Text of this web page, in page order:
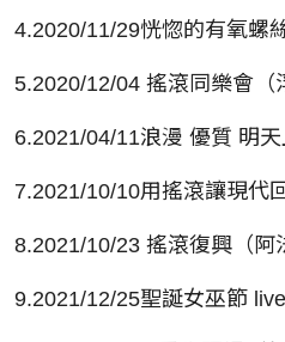
4.2020/11/29恍惚的有氧螺
5.2020/12/04 搖滾同樂會
6.2021/04/11浪漫 優質 明
7.2021/10/10用搖滾讓現代
8.2021/10/23 搖滾復興（
9.2021/12/25聖誕女巫節